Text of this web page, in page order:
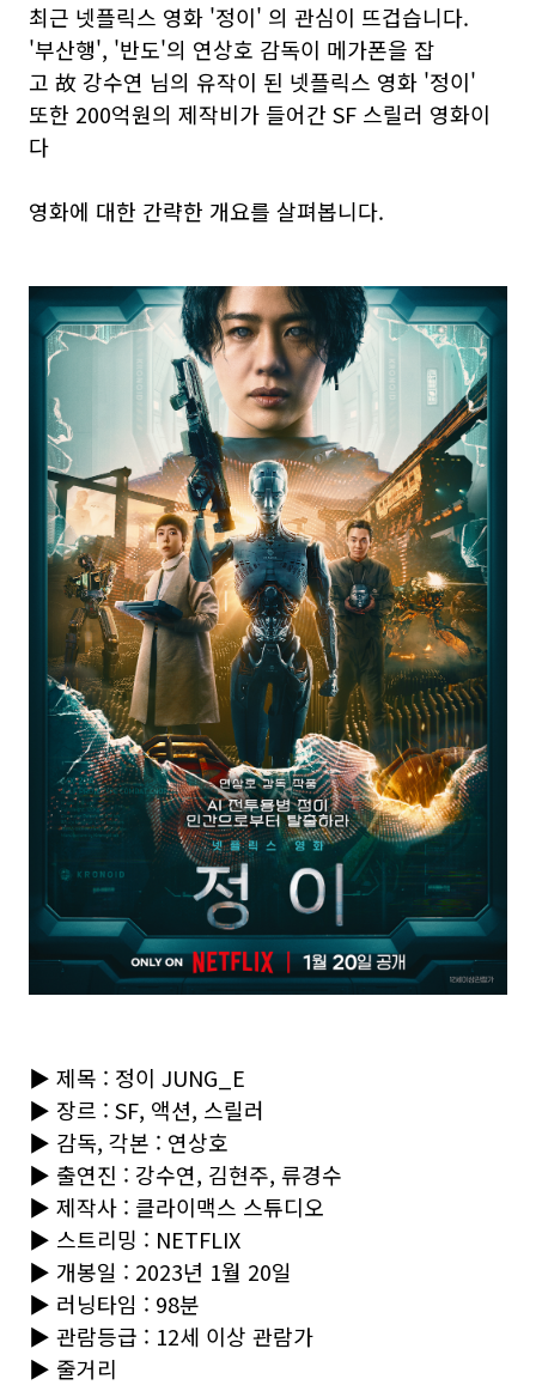
최근 넷플릭스 영화 '정이' 의 관심이 뜨겁습니다.
'부산행', '반도'의 연상호 감독이 메가폰을 잡
고 故 강수연 님의 유작이 된 넷플릭스 영화 '정이'
또한 200억원의 제작비가 들어간 SF 스릴러 영화이
다
영화에 대한 간략한 개요를 살펴봅니다.
▶ 제목 : 정이 JUNG_E
▶ 장르 : SF, 액션, 스릴러
▶ 감독, 각본 : 연상호
▶ 출연진 : 강수연, 김현주, 류경수
▶ 제작사 : 클라이맥스 스튜디오
▶ 스트리밍 : NETFLIX
▶ 개봉일 : 2023년 1월 20일
▶ 러닝타임 : 98분
▶ 관람등급 : 12세 이상 관람가
▶ 줄거리